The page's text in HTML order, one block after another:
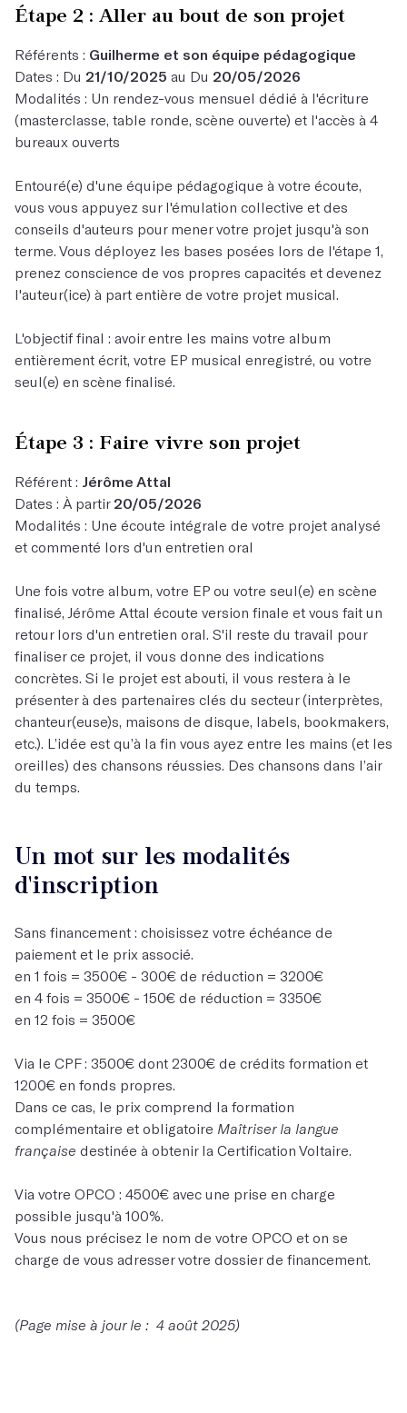
Étape 2 : Aller au bout de son projet
Référents : Guilherme et son équipe pédagogique
Dates : Du 21/10/2025 au Du 20/05/2026
Modalités : Un rendez-vous mensuel dédié à l'écriture
(masterclasse, table ronde, scène ouverte) et l'accès à 4
bureaux ouverts
Entouré(e) d'une équipe pédagogique à votre écoute,
vous vous appuyez sur l'émulation collective et des
conseils d'auteurs pour mener votre projet jusqu'à son
terme. Vous déployez les bases posées lors de l'étape 1,
prenez conscience de vos propres capacités et devenez
l'auteur(ice) à part entière de votre projet musical.
L'objectif final : avoir entre les mains votre album
entièrement écrit, votre EP musical enregistré, ou votre
seul(e) en scène finalisé.
Étape 3 : Faire vivre son projet
Référent : Jérôme Attal
Dates : À partir 20/05/2026
Modalités : Une écoute intégrale de votre projet analysé
et commenté lors d'un entretien oral
Une fois votre album, votre EP ou votre seul(e) en scène
finalisé, Jérôme Attal écoute version finale et vous fait un
retour lors d'un entretien oral. S'il reste du travail pour
finaliser ce projet, il vous donne des indications
concrètes. Si le projet est abouti, il vous restera à le
présenter à des partenaires clés du secteur (interprètes,
chanteur(euse)s, maisons de disque, labels, bookmakers,
etc.). L’idée est qu’à la fin vous ayez entre les mains (et les
oreilles) des chansons réussies. Des chansons dans l’air
du temps.
Un mot sur les modalités
d'inscription
Sans financement : choisissez votre échéance de
paiement et le prix associé.
en 1 fois = 3500€ - 300€ de réduction = 3200€
en 4 fois = 3500€ - 150€ de réduction = 3350€
en 12 fois = 3500€
Via le CPF : 3500€ dont 2300€ de crédits formation et
1200€ en fonds propres.
Dans ce cas, le prix comprend la formation
complémentaire et obligatoire Maîtriser la langue
française destinée à obtenir la Certification Voltaire.
Via votre OPCO : 4500€ avec une prise en charge
possible jusqu'à 100%.
Vous nous précisez le nom de votre OPCO et on se
charge de vous adresser votre dossier de financement.
(Page mise à jour le : 4 août 2025)